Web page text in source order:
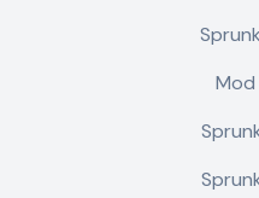
Mod